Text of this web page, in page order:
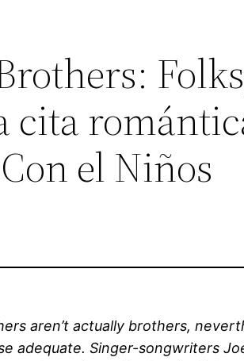
cita
el Niños
aren’t actually brothers,
adequate. Singer-songwriters